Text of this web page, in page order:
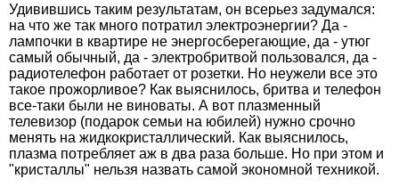
Удивившись таким результатам, он всерьез задумался:
на что же так много потратил электроэнергии? Да -
лампочки в квартире не энергосберегающие, да - утюг
самый обычный, да - электробритвой пользовался, да -
радиотелефон работает от розетки. Но неужели все это
такое прожорливое? Как выяснилось, бритва и телефон
все-таки были не виноваты. А вот плазменный
телевизор (подарок семьи на юбилей) нужно срочно
менять на жидкокристаллический. Как выяснилось,
плазма потребляет аж в два раза больше. Но при этом и
"кристаллы" нельзя назвать самой экономной техникой.